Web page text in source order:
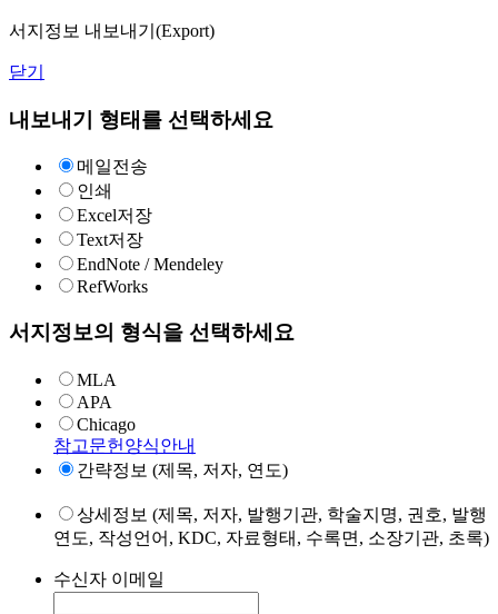
서지정보 내보내기(Export)
닫기
내보내기 형태를 선택하세요
메일전송
인쇄
Excel저장
Text저장
EndNote / Mendeley
RefWorks
서지정보의 형식을 선택하세요
MLA
APA
Chicago
참고문헌양식안내
간략정보 (제목, 저자, 연도)
상세정보 (제목, 저자, 발행기관, 학술지명, 권호, 발행
연도, 작성언어, KDC, 자료형태, 수록면, 소장기관, 초록)
수신자 이메일